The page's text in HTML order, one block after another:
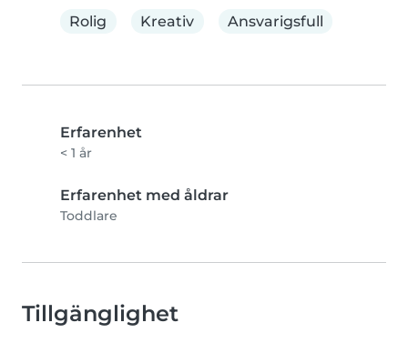
Rolig
Kreativ Ansvarigsfull
Erfarenhet
< 1 år
Erfarenhet med åldrar
Toddlare
Tillgänglighet